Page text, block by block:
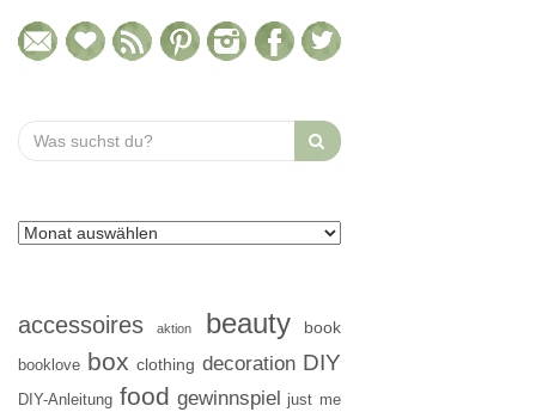
Search
for:
accessoires aktion beauty book
booklove box clothing decoration DIY
DIY-Anleitung food gewinnspiel just me